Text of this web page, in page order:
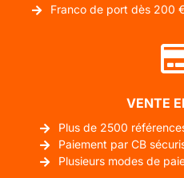
Franco de port dès 200
VENTE
Plus de 2500
Paiement par CB
Plusieurs modes de